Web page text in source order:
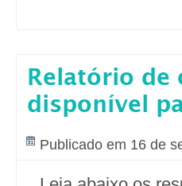
Relatório de
disponível
Publicado em 16 de